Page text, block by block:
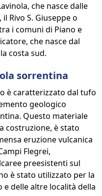
che nasce dalle
Rivo S. Giuseppe o
i comuni di Piano e
che nasce dal
costa sud.
sorrentina
è caratterizzato dal tufo
geologico
Questo materiale
costruzione, è stato
eruzione vulcanica
Flegrei,
preesistenti sul
è stato utilizzato per la
e delle altre località della